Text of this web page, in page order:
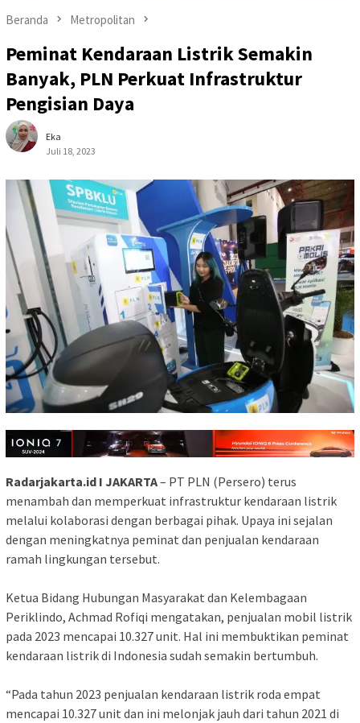
Beranda Metropolitan
Peminat Kendaraan Listrik Semakin
Banyak, PLN Perkuat Infrastruktur
Pengisian Daya
Eka
Juli 18, 2023
Radarjakarta.id I JAKARTA– PT PLN (Persero) terus
menambah dan memperkuat infrastruktur kendaraan listrik
melalui kolaborasi dengan berbagai pihak. Upaya ini sejalan
dengan meningkatnya peminat dan penjualan kendaraan
ramah lingkungan tersebut.
Ketua Bidang Hubungan Masyarakat dan Kelembagaan
Periklindo, Achmad Rofiqi mengatakan, penjualan mobil listrik
pada 2023 mencapai 10.327 unit. Hal ini membuktikan peminat
kendaraan listrik di Indonesia sudah semakin bertumbuh.
“Pada tahun 2023 penjualan kendaraan listrik roda empat
mencapai 10.327 unit dan ini melonjak jauh dari tahun 2021 di